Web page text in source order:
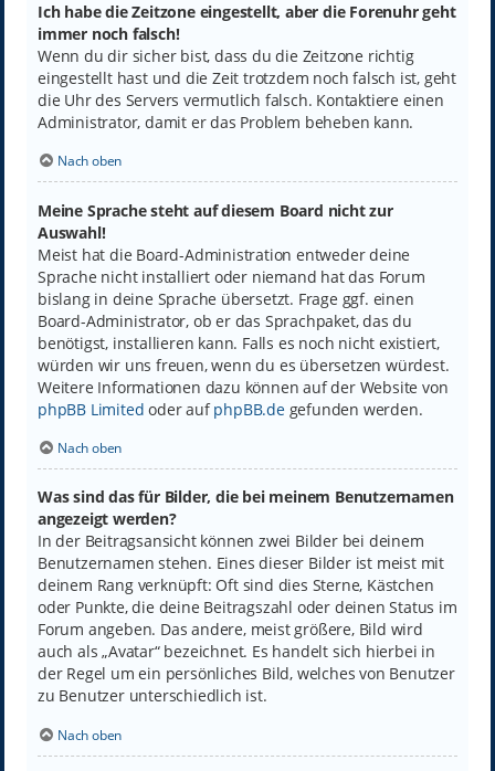
Ich habe die Zeitzone eingestellt, aber die Forenuhr geht
immer noch falsch!
Wenn du dir sicher bist, dass du die Zeitzone richtig
eingestellt hast und die Zeit trotzdem noch falsch ist, geht
die Uhr des Servers vermutlich falsch. Kontaktiere einen
Administrator, damit er das Problem beheben kann.
Nach oben
Meine Sprache steht auf diesem Board nicht zur
Auswahl!
Meist hat die Board-Administration entweder deine
Sprache nicht installiert oder niemand hat das Forum
bislang in deine Sprache übersetzt. Frage ggf. einen
Board-Administrator, ob er das Sprachpaket, das du
benötigst, installieren kann. Falls es noch nicht existiert,
würden wir uns freuen, wenn du es übersetzen würdest.
Weitere Informationen dazu können auf der Website von
phpBB Limited oder aufphpBB.degefunden werden.
Nach oben
Was sind das für Bilder, die bei meinem Benutzernamen
angezeigt werden?
In der Beitragsansicht können zwei Bilder bei deinem
Benutzernamen stehen. Eines dieser Bilder ist meist mit
deinem Rang verknüpft: Oft sind dies Sterne, Kästchen
oder Punkte, die deine Beitragszahl oder deinen Status im
Forum angeben. Das andere, meist größere, Bild wird
auch als „Avatar“ bezeichnet. Es handelt sich hierbei in
der Regel um ein persönliches Bild, welches von Benutzer
zu Benutzer unterschiedlich ist.
Nach oben